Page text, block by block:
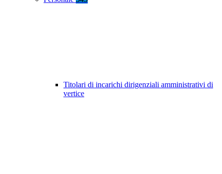
Titolari di incarichi dirigenziali amministrativi di
vertice